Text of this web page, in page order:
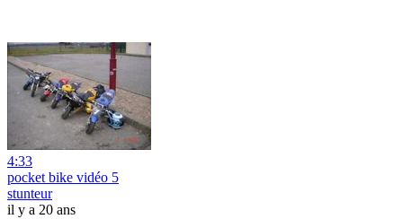
4:33
pocket bike vidéo 5
stunteur
il y a 20 ans